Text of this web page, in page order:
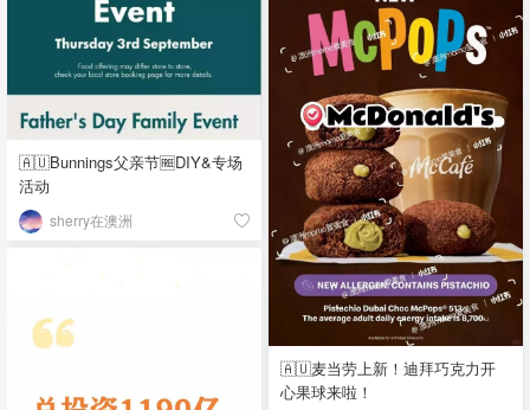
🇦🇺Bunnings父亲节🆓DIY&专场
活动
sherry在澳洲
🇦🇺麦当劳上新！迪拜巧克力开
心果球来啦！